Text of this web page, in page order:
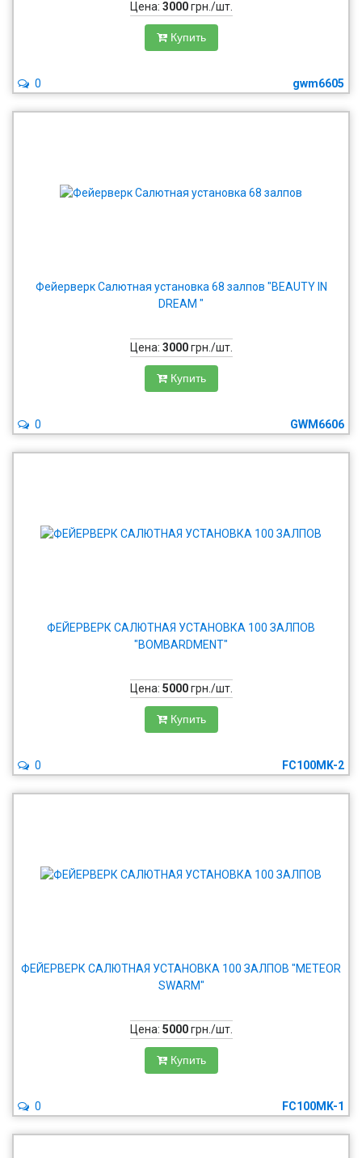
Цена: 3000грн./шт.
Купить
gwm6605
0
Фейерверк Салютная установка 68 залпов "BEAUTY IN
DREAM "
Цена: 3000грн./шт.
Купить
GWM6606
0
ФЕЙЕРВЕРК САЛЮТНАЯ УСТАНОВКА 100 ЗАЛПОВ
"BOMBARDMENT"
Цена: 5000грн./шт.
Купить
FC100MK-2
0
ФЕЙЕРВЕРК САЛЮТНАЯ УСТАНОВКА 100 ЗАЛПОВ "METEOR
SWARM"
Цена: 5000грн./шт.
Купить
FC100MK-1
0